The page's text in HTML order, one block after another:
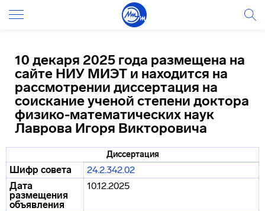
10 декаря 2025 года размещена на
сайте НИУ МИЭТ и находится на
рассмотрении диссертация на
соискание ученой степени доктора
физико-математических наук
Лаврова Игоря Викторовича
Диссертация
Шифр совета
24.2.342.02
Дата
размещения
объявления
10.12.2025